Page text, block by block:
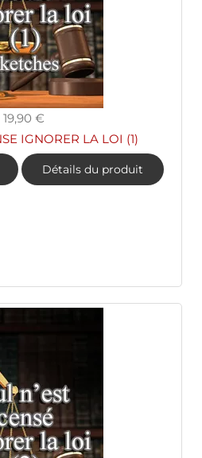
19,90 €
IGNORER LA LOI (1)
Détails du produit